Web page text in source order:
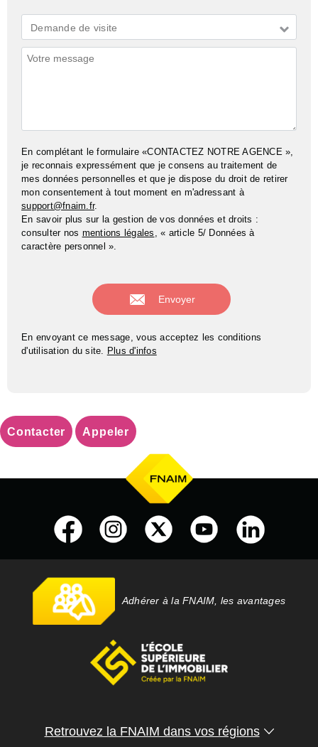
Demande
*
Demande de visite
Commentaires
En complétant le formulaire «CONTACTEZ NOTRE AGENCE »,
je reconnais expressément que je consens au traitement de
mes données personnelles et que je dispose du droit de retirer
mon consentement à tout moment en m'adressant à
support@fnaim.fr.
En savoir plus sur la gestion de vos données et droits :
consulter nos mentions légales , « article 5/ Données à
caractère personnel ».
En envoyant ce message, vous acceptez les conditions
d'utilisation du site. Plus d'infos
Contacter Appeler
Adhérer à la FNAIM, les avantages
Retrouvez la FNAIM dans vos régions